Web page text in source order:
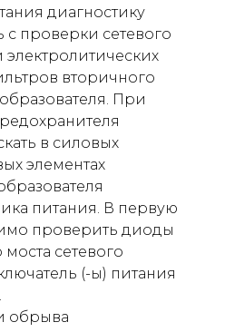
диагностику
с проверки сетевого
вторичного
При
в силовых
элементах
питания. В первую
проверить диоды
сетевого
(-ы) питания
обрыва